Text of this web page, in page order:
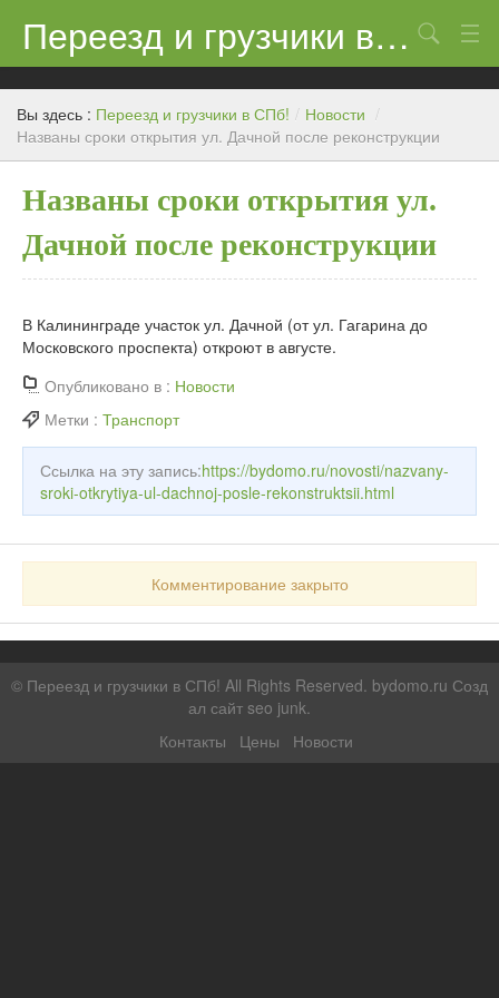
Переезд и грузчики в СПб!
Контакты
Цены
Поиск
Вы здесь : Переезд и грузчики в СПб! / Новости /
Названы сроки открытия ул. Дачной после реконструкции
Названы сроки открытия ул.
Дачной после реконструкции
В Калининграде участок ул. Дачной (от ул. Гагарина до
Московского проспекта) откроют в августе.
Опубликовано в : Новости
Метки : Транспорт
Ссылка на эту запись:https://bydomo.ru/novosti/nazvany-
sroki-otkrytiya-ul-dachnoj-posle-rekonstruktsii.html
Комментирование закрыто
© Переезд и грузчики в СПб! All Rights Reserved. bydomo.ru Созд
ал сайт seo junk.
Контакты
Цены Новости